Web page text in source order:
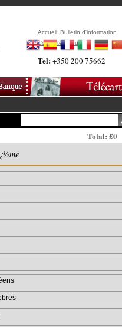
Accueil Bulletin d'information
Contactez-Nous
Tel:+350 200 75662
Total: £0